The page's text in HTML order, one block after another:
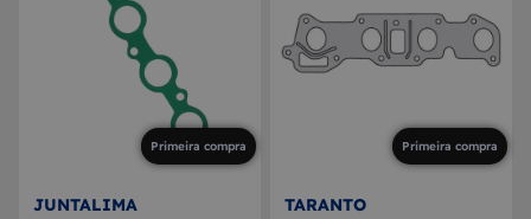
Primeira compra
JUNTALIMA
Primeira compra
TARANTO